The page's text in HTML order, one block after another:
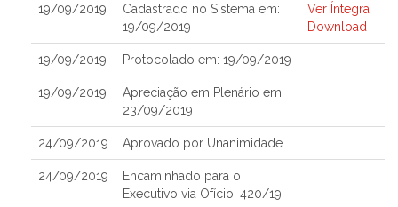
19/09/2019
Cadastrado no Sistema em:
19/09/2019
Ver Íntegra
Download
19/09/2019 Protocolado em: 19/09/2019
19/09/2019
Apreciação em Plenário em:
23/09/2019
24/09/2019 Aprovado por Unanimidade
24/09/2019
Encaminhado para o
Executivo via Ofício: 420/19